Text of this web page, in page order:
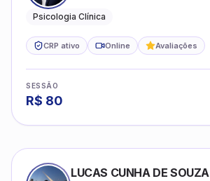
Psicologia Clínica
CRP ativo Online Avaliações
SESSÃO
R$ 80
LUCAS CUNHA DE SOUZA